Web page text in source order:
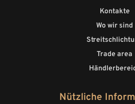
Kontakte
Wo wir sind
Trade area
Nützliche